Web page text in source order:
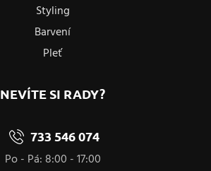
Styling
Barvení
Pleť
NEVÍTE SI RADY?
733 546 074
Po - Pá: 8:00 - 17:00